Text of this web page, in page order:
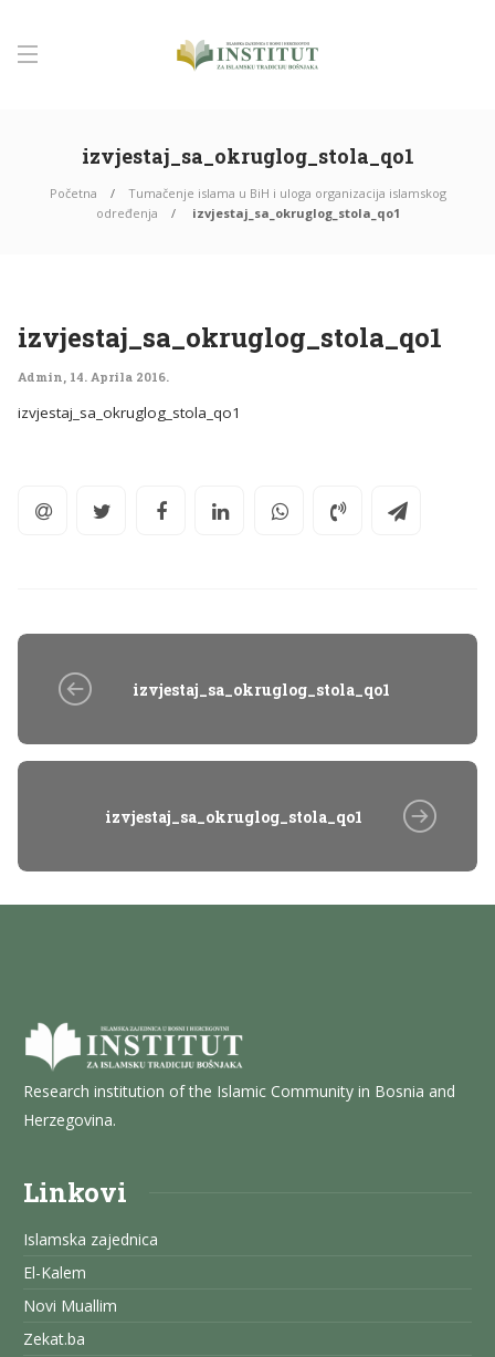
izvjestaj_sa_okruglog_stola_qo1
Početna
Tumačenje islama u BiH i uloga organizacija islamskog
određenja
izvjestaj_sa_okruglog_stola_qo1
izvjestaj_sa_okruglog_stola_qo1
Admin, 14. Aprila 2016.
izvjestaj_sa_okruglog_stola_qo1
izvjestaj_sa_okruglog_stola_qo1
izvjestaj_sa_okruglog_stola_qo1
Research institution of the Islamic Community in Bosnia and
Herzegovina.
Linkovi
Islamska zajednica
El-Kalem
Novi Muallim
Zekat.ba